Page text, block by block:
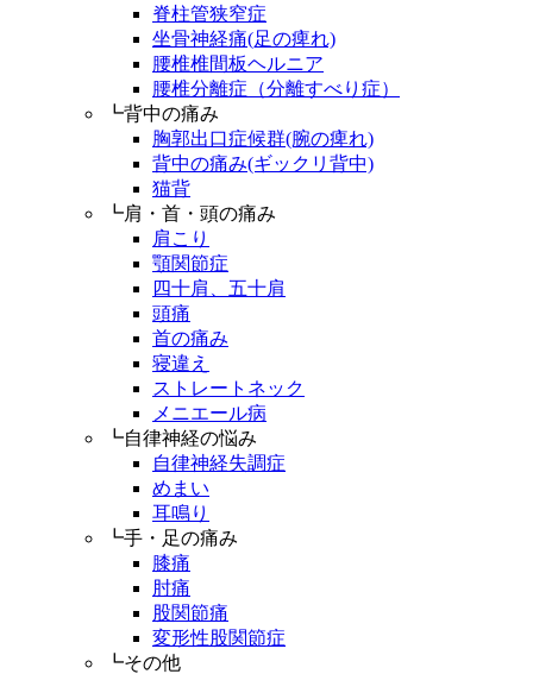
脊柱管狭窄症
坐骨神経痛(足の痺れ)
腰椎椎間板ヘルニア
腰椎分離症（分離すべり症）
┗背中の痛み
胸郭出口症候群(腕の痺れ)
背中の痛み(ギックリ背中)
猫背
┗肩・首・頭の痛み
肩こり
顎関節症
四十肩、五十肩
頭痛
首の痛み
寝違え
ストレートネック
メニエール病
┗自律神経の悩み
自律神経失調症
めまい
耳鳴り
┗手・足の痛み
膝痛
肘痛
股関節痛
変形性股関節症
┗その他